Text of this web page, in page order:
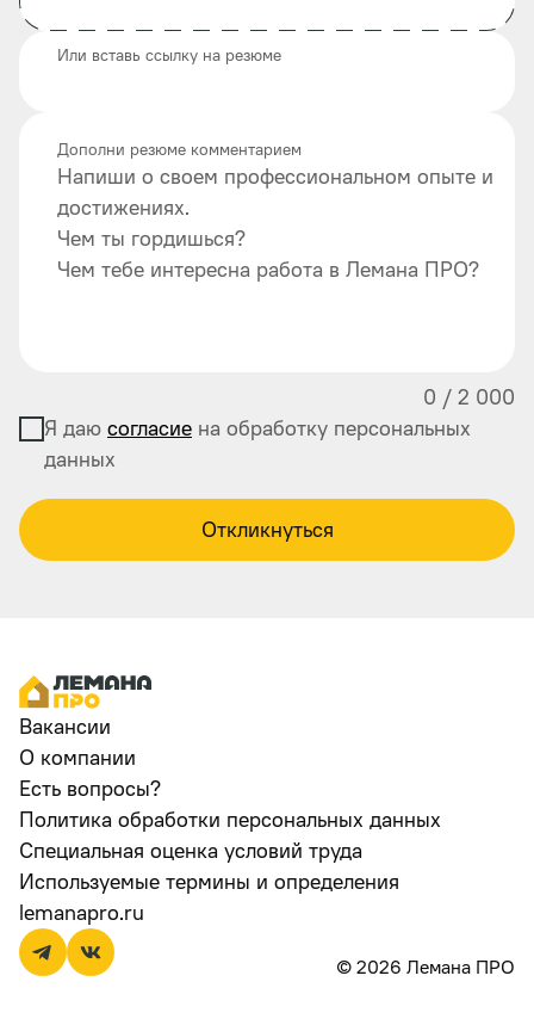
Или вставь ссылку на резюме
Напиши о своем профессиональном опыте и
достижениях.
Чем ты гордишься?
Чем тебе интересна работа в Лемана ПРО?
Дополни резюме комментарием
0 / 2 000
Я даю согласие на обработку персональных
данных
Откликнуться
Вакансии
О компании
Есть вопросы?
Политика обработки персональных данных
Специальная оценка условий труда
Используемые термины и определения
lemanapro.ru
© 2026 Лемана ПРО